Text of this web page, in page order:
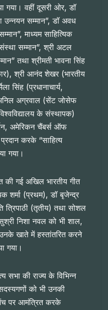
गया। वहीं दूसरी ओर, डॉ
उन्नयन सम्मान”, डॉ अवध
माध्यम साहित्यिक
सम्मान”, श्री अटल
तथा श्रीमती भावना सिंह
श्री आनंद शेखर (भारतीय
सिंह (प्रधानाचार्य,
अग्रवाल (सेंट जोसेफ
के संस्थापक)
अमेरिकन चैंबर्स ऑफ
करके “साहित्य
गया।
गई अखिल भारतीय गीत
शर्मा (प्रथम), डॉ बृजेन्द्र
त्रिपाठी (तृतीय) तथा सोशल
सुश्री निशा नवल को भी शाल,
खाते में हस्तांतरित करने
गया।
सभा की राज्य के विभिन्न
को भी उनकी
पर आमंत्रित करके